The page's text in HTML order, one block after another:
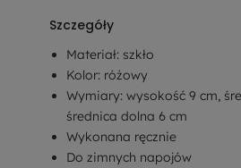
Szczegóły
Materiał: szkło
Kolor: różowy
Wymiary: wysokość 9 cm,
średnica dolna 6 cm
Wykonana ręcznie
Do zimnych napojów